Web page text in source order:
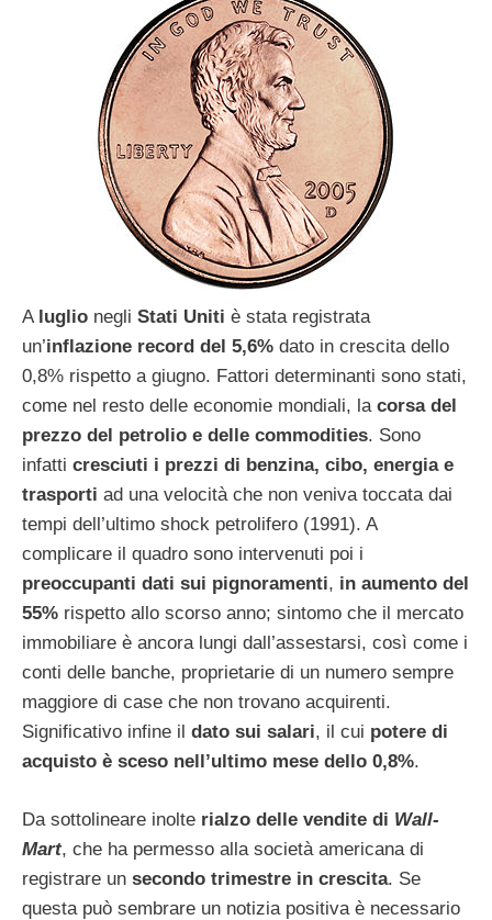
A luglio negli Stati Uniti è stata registrata
un’inflazione record del 5,6% dato in crescita dello
0,8% rispetto a giugno. Fattori determinanti sono stati,
come nel resto delle economie mondiali, la corsa del
prezzo del petrolio e delle commodities. Sono
infatti cresciuti i prezzi di benzina, cibo, energia e
trasporti ad una velocità che non veniva toccata dai
tempi dell’ultimo shock petrolifero (1991). A
complicare il quadro sono intervenuti poi i
preoccupanti dati sui pignoramenti, in aumento del
55% rispetto allo scorso anno; sintomo che il mercato
immobiliare è ancora lungi dall’assestarsi, così come i
conti delle banche, proprietarie di un numero sempre
maggiore di case che non trovano acquirenti.
Significativo infine il dato sui salari, il cui potere di
acquisto è sceso nell’ultimo mese dello 0,8%.
Da sottolineare inolte rialzo delle vendite di Wall-
Mart, che ha permesso alla società americana di
registrare un secondo trimestre in crescita. Se
questa può sembrare un notizia positiva è necessario